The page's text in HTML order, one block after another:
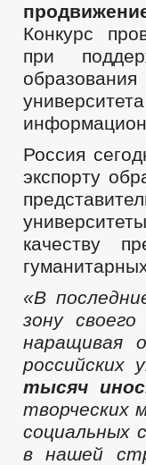
Конкурс
при
Россия
экспорту
качеству
«В
зону
наращивая
российских
тысяч
творческих
социальных
в нашей